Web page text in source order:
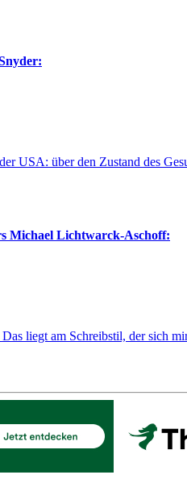
USA: über den Zustand des
Michael Lichtwarck-Aschoff:
liegt am Schreibstil, der